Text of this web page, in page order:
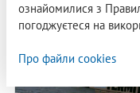
ознайомилися з
погоджуєтеся на
Про файли cookies